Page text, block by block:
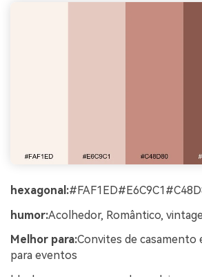
hexagonal:
humor:Acolhedor, Romântico, vintage
Melhor para:Convites de casamento
para eventos